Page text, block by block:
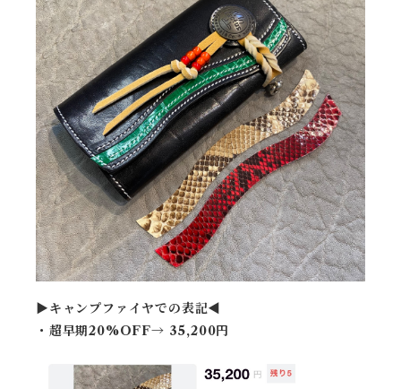
▶︎キャンプファイヤでの表記◀︎
・超早期20%OFF→ 35,200円